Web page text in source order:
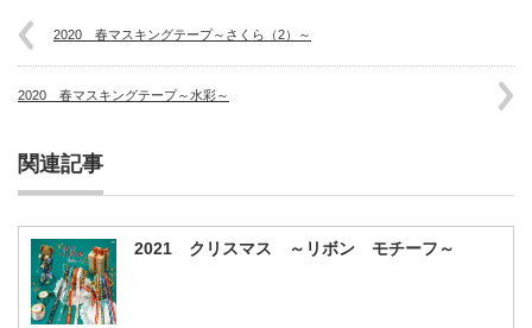
2020 春マスキングテープ～さくら（2）～
2020 春マスキングテープ～水彩～
関連記事
2021 クリスマス ～リボン モチーフ～